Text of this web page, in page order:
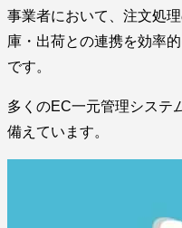
事業者において、注文処
庫・出荷との連携を効率
です。
多くのEC一元管理システ
備えています。